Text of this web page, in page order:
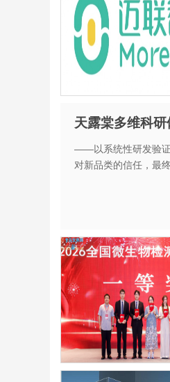
天露棠多维科
——以系统性研发验证
对新品类的信任，最